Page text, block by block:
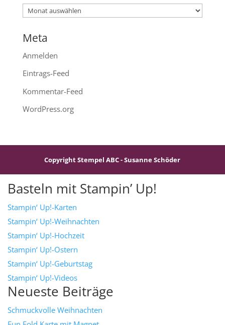
Archiv
Meta
Anmelden
Eintrags-Feed
Kommentar-Feed
WordPress.org
Copyright Stempel ABC - Susanne Schöder
Basteln mit Stampin’ Up!
Stampin‘ Up!-Karten
Stampin‘ Up!-Weihnachten
Stampin‘ Up!-Hochzeit
Stampin‘ Up!-Ostern
Stampin‘ Up!-Geburtstag
Stampin‘ Up!-Videos
Neueste Beiträge
Schmuckvolle Weihnachten